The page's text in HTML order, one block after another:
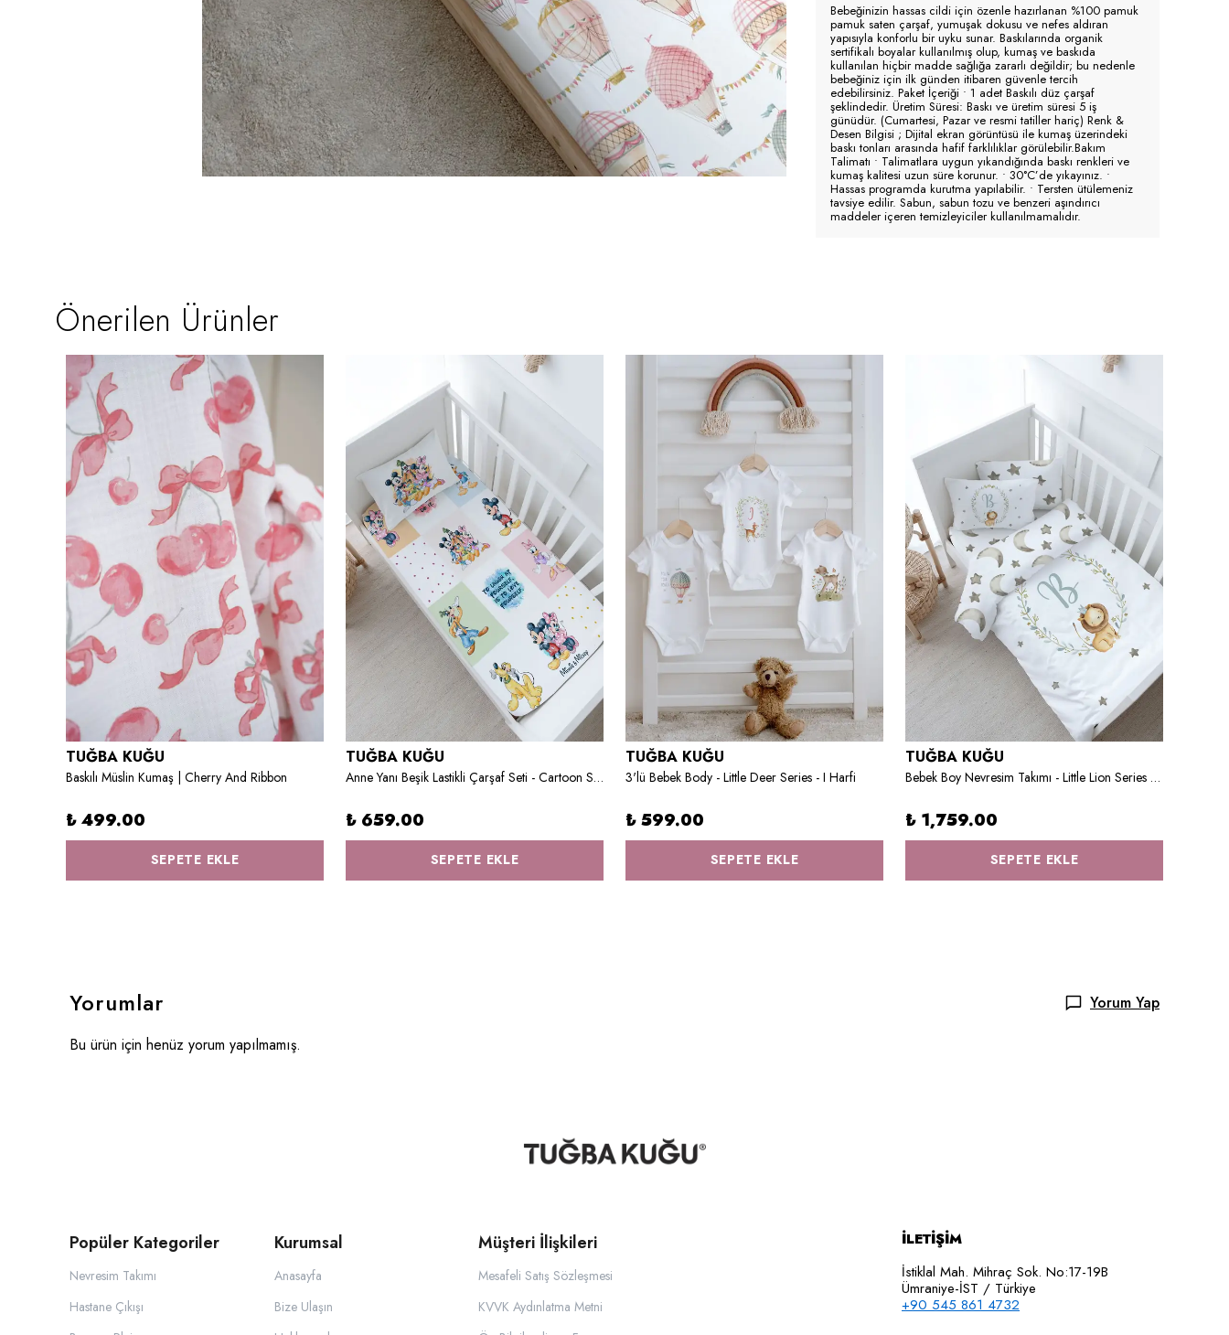
Bebeğinizin hassas cildi için özenle hazırlanan %100 pamuk
pamuk saten çarşaf, yumuşak dokusu ve nefes aldıran
yapısıyla konforlu bir uyku sunar. Baskılarında organik
sertifikalı boyalar kullanılmış olup, kumaş ve baskıda
kullanılan hiçbir madde sağlığa zararlı değildir; bu nedenle
bebeğiniz için ilk günden itibaren güvenle tercih
edebilirsiniz. Paket İçeriği • 1 adet Baskılı düz çarşaf
şeklindedir. Üretim Süresi: Baskı ve üretim süresi 5 iş
günüdür. (Cumartesi, Pazar ve resmi tatiller hariç) Renk &
Desen Bilgisi ; Dijital ekran görüntüsü ile kumaş üzerindeki
baskı tonları arasında hafif farklılıklar görülebilir.Bakım
Talimatı • Talimatlara uygun yıkandığında baskı renkleri ve
kumaş kalitesi uzun süre korunur. • 30°C’de yıkayınız. •
Hassas programda kurutma yapılabilir. • Tersten ütülemeniz
tavsiye edilir. Sabun, sabun tozu ve benzeri aşındırıcı
maddeler içeren temizleyiciler kullanılmamalıdır.
Önerilen Ürünler
TUĞBA KUĞU
Baskılı Müslin Kumaş | Cherry And Ribbon
₺ 499.00
SEPETE EKLE
TUĞBA KUĞU
Anne Yanı Beşik Lastikli Çarşaf Seti - Cartoon Serisi - Mickey Ve Arkadaşları Patchwork
₺ 659.00
SEPETE EKLE
TUĞBA KUĞU
3'lü Bebek Body - Little Deer Series - I Harfi
₺ 599.00
SEPETE EKLE
TUĞBA KUĞU
Bebek Boy Nevresim Takımı - Little Lion Series - B Harfi
₺ 1,759.00
SEPETE EKLE
Yorumlar
Yorum Yap
Bu ürün için henüz yorum yapılmamış.
Popüler Kategoriler
Nevresim Takımı
Hastane Çıkışı
Kurumsal
Anasayfa
Bize Ulaşın
Müşteri İlişkileri
Mesafeli Satış Sözleşmesi
KVVK Aydınlatma Metni
İLETİŞİM
İstiklal Mah. Mihraç Sok. No:17-19B
Ümraniye-İST / Türkiye
+90 545 861 4732